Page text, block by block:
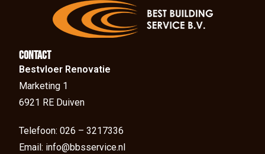
Contact
Bestvloer Renovatie
Marketing 1
6921 RE Duiven
Telefoon: 026 – 3217336
Email: info@bbsservice.nl